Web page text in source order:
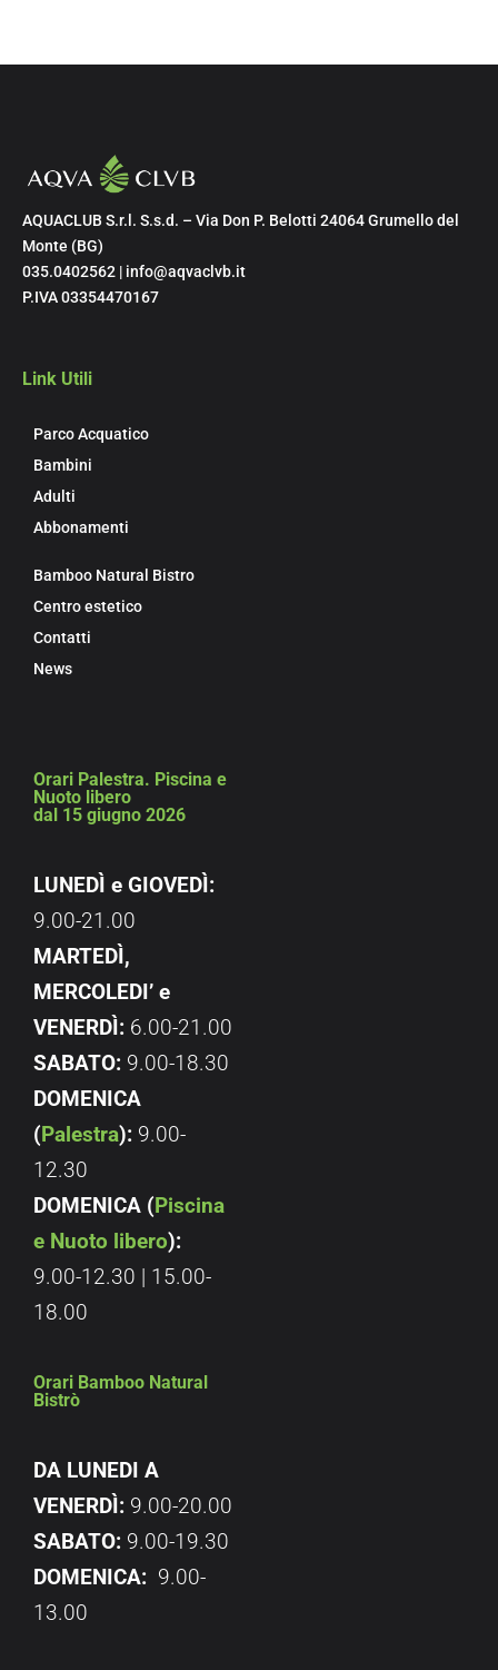
AQUACLUB S.r.l. S.s.d. – Via Don P. Belotti 24064 Grumello del
Monte (BG)
035.0402562 | info@aqvaclvb.it
P.IVA 03354470167
Link Utili
Parco Acquatico
Bambini
Adulti
Abbonamenti
Bamboo Natural Bistro
Centro estetico
Contatti
News
Orari Palestra. Piscina e
Nuoto libero
dal 15 giugno 2026
LUNEDÌ e GIOVEDÌ:
9.00-21.00
MARTEDÌ,
MERCOLEDI’ e
VENERDÌ: 6.00-21.00
SABATO: 9.00-18.30
DOMENICA
(Palestra): 9.00-
12.30
DOMENICA (Piscina
e Nuoto libero):
9.00-12.30 | 15.00-
18.00
Orari Bamboo Natural
Bistrò
DA LUNEDI A
VENERDÌ: 9.00-20.00
SABATO: 9.00-19.30
DOMENICA: 9.00-
13.00